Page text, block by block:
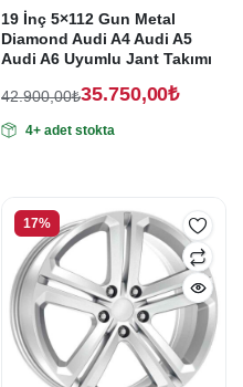
19 İnç 5×112 Gun Metal
Diamond Audi A4 Audi A5
Audi A6 Uyumlu Jant Takımı
42.900,00₺
fiyat:
35.750,00₺
andaki
4+ adet stokta
17%